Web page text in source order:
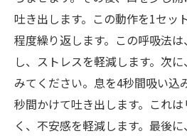
吐き出します。この動作を1セッ
程度繰り返します。この呼吸法
し、ストレスを軽減します。次
みてください。息を4秒間吸い込
秒間かけて吐き出します。これ
く、不安感を軽減します。最後